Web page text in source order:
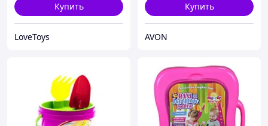
Купить
LoveToys
Купить
AVON